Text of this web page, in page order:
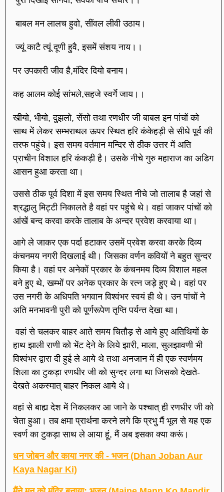
बाबल मन लालच हुवो, सींवल लीवी उठाय।
ज्यूं काटै त्यूं दूणी हुवै, इसमें संशय नाय।।
पर उपकारी जीव है,मंदिर दियो बनाय।
कह आलम कोई सांभले,सहजे स्वर्गे जाय।।
खीयो, भीयो, दुझलो, सेंसो तथा रणधीर जी बाबल इन पांचों को
साथ में लेकर सम्भराथल ऊपर स्थित हरि कंकेहड़ी से सीधे पूर्व की
तरफ पहुंचे। इस समय वर्तमान मन्दिर से ठीक उत्तर में अति
प्राचीन विशाल हरि कंकड़ी है। उसके नीचे गुरु महाराज का अडिग
आसन हुआ करता था।
उससे ठीक पूर्व दिशा में इस समय स्थित नीचे जो तालाब है जहां से
श्रद्धालु मिट्टी निकालते है वहां पर पहुंचे थे। वहां जाकर पांचों को
आंखें बन्द करवा करके तालाब के अन्दर प्रवेश करवाया था।
आगे ले जाकर एक पर्दा हटाकर उसमें प्रवेश करवा करके दिव्य
कंचनमय नगरी दिखलाई थी। जिसका वर्णन कवियों ने बहुत सुन्दर
किया है। वहां पर अनेकों प्रकार के कंचनमय दिव्य विशाल महल
बने हुए थे, खम्भों पर अनेक प्रकार के रत्न जड़े हुए थे। वहां पर
उस नगरी के अधिपति भगवान विश्वंभर स्वयं ही थे। उन पांचों ने
अति मनभावनी पुरी को पूर्णरूपेण तृप्ति पर्यन्त देखा था।
वहां से चलकर बाहर आते समय चितौड़ से आये हुए अतिथियों के
हाथ झाली राणी को भेंट देने के लिये झारी, माला, सुलझावणी भी
विश्वंभर द्वारा दी हुई ले आये थे तथा अनजान में ही एक स्वर्णमय
शिला का टुकड़ा रणधीर जी को सुन्दर लगा था जिसको देखते-
देखते अकस्मात् बाहर निकल आये थे।
वहां से बाह्य देश में निकलकर आ जाने के पश्चात् ही रणधीर जी को
चेता हुआ। तब क्षमा प्रार्थना करने लगे कि प्रभु मैं भूल से यह एक
स्वर्ण का टुकड़ा साथ ले आया हूं, मैं अब इसका क्या करूं।
धन जोबन और काया नगर की - भजन (Dhan Joban Aur
Kaya Nagar Ki)